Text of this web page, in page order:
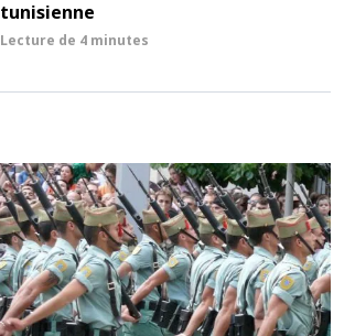
tunisienne
Lecture de 4 minutes